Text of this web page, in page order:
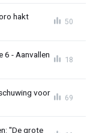
hakt
50
6 - Aanvallen
18
voor
69
"De grote